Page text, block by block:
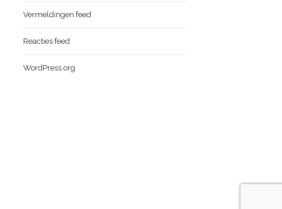
Vermeldingen feed
Reacties feed
WordPress.org